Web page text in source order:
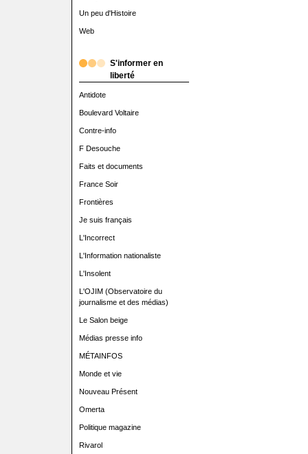
Un peu d'Histoire
Web
S'informer en
liberté
Antidote
Boulevard Voltaire
Contre-info
F Desouche
Faits et documents
France Soir
Frontières
Je suis français
L'Incorrect
L'Information nationaliste
L'Insolent
L'OJIM (Observatoire du
journalisme et des médias)
Le Salon beige
Médias presse info
MÉTAINFOS
Monde et vie
Nouveau Présent
Omerta
Politique magazine
Rivarol